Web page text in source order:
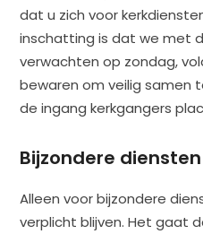
dat u zich voor
inschatting is dat we met
verwachten op zondag,
bewaren om veilig samen
de ingang kerkgangers
Bijzondere diensten
Alleen voor bijzondere
verplicht blijven. Het gaat